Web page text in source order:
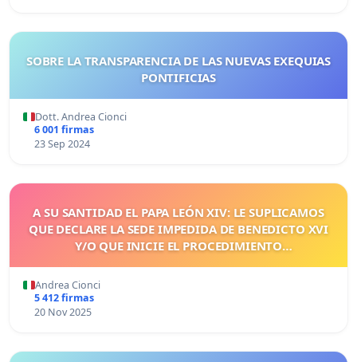
SOBRE LA TRANSPARENCIA DE LAS NUEVAS EXEQUIAS
PONTIFICIAS
Dott. Andrea Cionci
6 001 firmas
23 Sep 2024
A SU SANTIDAD EL PAPA LEÓN XIV: LE SUPLICAMOS
QUE DECLARE LA SEDE IMPEDIDA DE BENEDICTO XVI
Y/O QUE INICIE EL PROCEDIMIENTO
Andrea Cionci
5 412 firmas
20 Nov 2025